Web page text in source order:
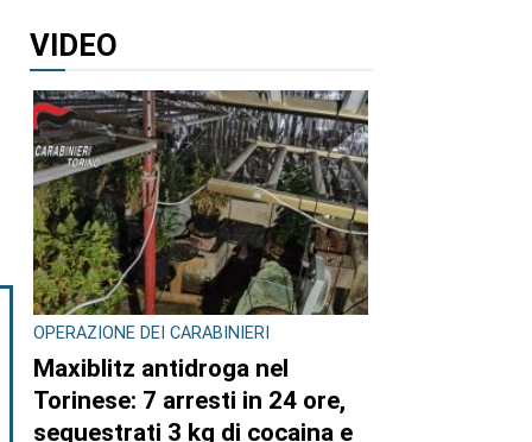
VIDEO
OPERAZIONE DEI CARABINIERI
Maxiblitz antidroga nel
Torinese: 7 arresti in 24 ore,
sequestrati 3 kg di cocaina e